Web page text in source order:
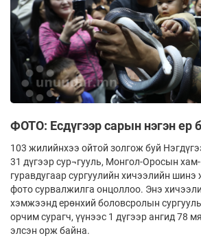
ФОТО: Есдүгээр сарын нэгэн ер
103 жилийнхээ ойтой золгож буй
31 дүгээр сур¬гууль, Монгол-Оросын
гуравдугаар сургуулийн хичээлийн
фото сурвалжилга онцоллоо. Энэ
хэмжээнд ерөнхий боловсролын
орчим сурагч, үүнээс 1 дүгээр ангид 78
элсэн орж байна.